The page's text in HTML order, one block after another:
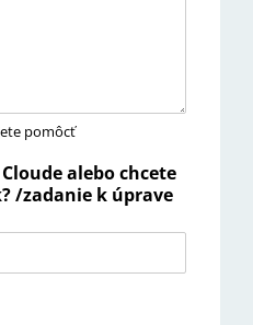
pomôcť
alebo chcete
/zadanie k úprave